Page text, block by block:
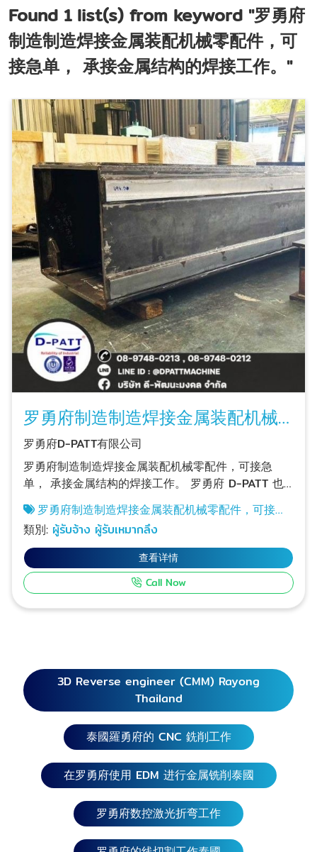
Found 1 list(s) from keyword "罗勇府
制造制造焊接金属装配机械零配件，可
接急单， 承接金属结构的焊接工作。"
罗勇府制造制造焊接金属装配机械
零配件，可接急单， 承接金属结构
的焊接工作。
罗勇府D-PATT有限公司
罗勇府制造制造焊接金属装配机械零配件，可接急
单， 承接金属结构的焊接工作。 罗勇府 D-PATT 也
是一家焊接金属制造工厂 可承接钢结构组装、不锈钢
焊接组装、以及CNC车床加工数控铣削加工，本工厂
使用 EDM 进行金属铣削、数控激光切割线切割弯曲作
业 车削、选材、切削、钻孔、攻丝、雕刻、折弯、焊
接、装配、刨削、磨削一次完成，交货前对工件进行
质量控制。 按照客户指定时间接受一件生产或更多零
件的工作，并接受大批量的工作，有助于降低生产成
748-0213 Industrial Division Suwichaya Ngamsri
089-748-0212 Marketing Division Jakkraphan
Pengwang 093-442-2973 Marketing Division
Line ID: @dpattmachine e-mail:
marketing@dpatt.co.th 金属制造紧急机械备件
Mongkol 车床店其他类型工件的图片。 D-PATT 紧
急承接钢结构的焊接和装配聯絡 罗勇府车床工厂的
焊接工作 - (D-Pattana Mongkol) 罗勇府钢焊接工
作的联系电话泰國 承接罗勇府紧急不锈钢焊接工
罗勇府制造制造焊接金属装配机械零配件，可接急
单， 承接金属结构的焊接工作。
類別: ผู้รับจ้าง ผู้รับเหมากลึง
查看详情
Call Now
3D Reverse engineer (CMM) Rayong
Thailand
泰國羅勇府的 CNC 銑削工作
在罗勇府使用 EDM 进行金属铣削泰國
罗勇府数控激光折弯工作